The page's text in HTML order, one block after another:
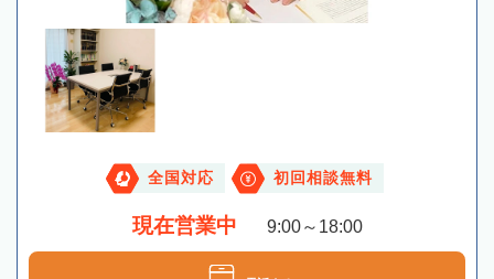
全国対応 初回相談無料
現在営業中 9:00～18:00